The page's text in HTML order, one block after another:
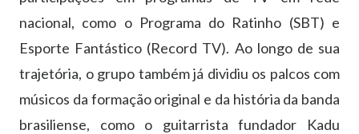
nacional, como o Programa do Ratinho (SBT) e
Esporte Fantástico (Record TV). Ao longo de sua
trajetória, o grupo também já dividiu os palcos com
músicos da formação original e da história da banda
brasiliense, como o guitarrista fundador Kadu